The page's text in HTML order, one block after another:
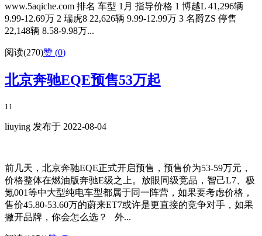
www.5aqiche.com 排名 车型 1月 指导价格 1 博越L 41,296辆
9.99-12.69万 2 瑞虎8 22,626辆 9.99-12.99万 3 名爵ZS 停售
22,148辆 8.58-9.98万...
阅读(270)赞 (0)
北京奔驰EQE预售53万起
11
liuying 发布于 2022-08-04
前几天，北京奔驰EQE正式开启预售，预售价为53-59万元，
价格整体在燃油版奔驰E级之上。放眼同级竞品，智己L7、极
氪001等中大型纯电车型都属于同一阵营，如果要考虑价格，
售价45.80-53.60万的蔚来ET7或许是更直接的竞争对手，如果
撇开品牌，你会怎么选？ 外...